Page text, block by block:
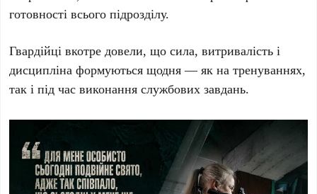
готовності всього підрозділу.
Гвардійці вкотре довели, що сила, витривалість і
дисципліна формуються щодня — як на тренуваннях,
так і під час виконання службових завдань.